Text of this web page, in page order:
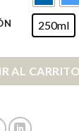
250ml
AL CARRITO